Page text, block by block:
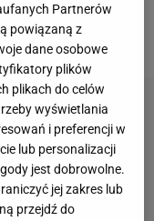
ostatecznie 5:7,
Partnerów
powiązaną z
dane osobowe
plików
plikach do celów
wyświetlania
i preferencji w
lub personalizacji
jest dobrowolne.
jej zakres lub
przejdź do